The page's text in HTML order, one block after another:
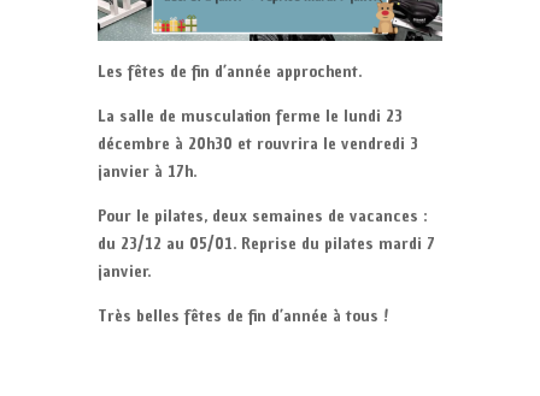
Les fêtes de fin d’année approchent.
La salle de musculation ferme le lundi 23
décembre à 20h30 et rouvrira le vendredi 3
janvier à 17h.
Pour le pilates, deux semaines de vacances :
du 23/12 au 05/01. Reprise du pilates mardi 7
janvier.
Très belles fêtes de fin d’année à tous !